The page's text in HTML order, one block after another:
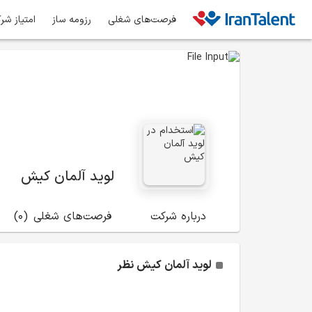
فرصت‌های شغلی رزومه ساز امتیاز
لوید آلمان کیش
درباره شرکت (0) فرصت‌های شغلی
لوید آلمان کیش نظر